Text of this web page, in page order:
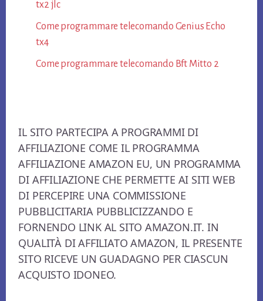
tx2 jlc​
Come programmare telecomando Genius Echo
tx4​
Come programmare telecomando Bft Mitto 2​
IL SITO PARTECIPA A PROGRAMMI DI
AFFILIAZIONE COME IL PROGRAMMA
AFFILIAZIONE AMAZON EU, UN PROGRAMMA
DI AFFILIAZIONE CHE PERMETTE AI SITI WEB
DI PERCEPIRE UNA COMMISSIONE
PUBBLICITARIA PUBBLICIZZANDO E
FORNENDO LINK AL SITO AMAZON.IT. IN
QUALITÀ DI AFFILIATO AMAZON, IL PRESENTE
SITO RICEVE UN GUADAGNO PER CIASCUN
ACQUISTO IDONEO.